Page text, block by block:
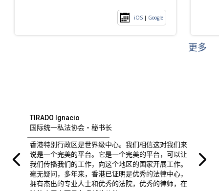
iOS | Google
更多
TIRADO Ignacio
国际统一私法协会・秘书长
香港特别行政区是世界级中心。我们相信这对我们来
说是一个完美的平台。它是一个完美的平台，可以让
我们传播我们的工作，向这个地区的国家开展工作。
毫无疑问，多年来，香港已证明是优秀的法律中心，
拥有杰出的专业人士和优秀的法院，优秀的律师，在